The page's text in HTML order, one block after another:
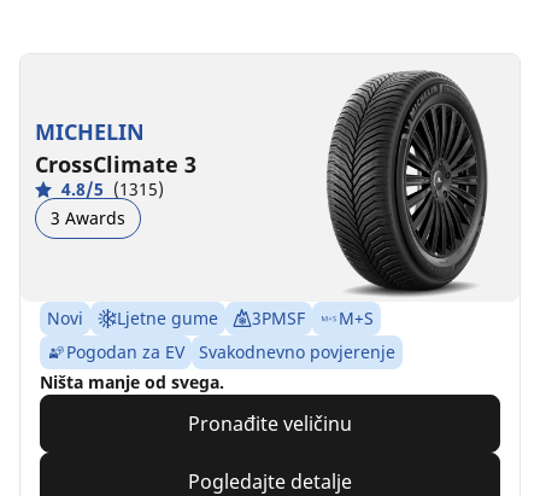
MICHELIN
CrossClimate 3
4.8/5 (1315)
3 Awards
Novi Ljetne gume 3PMSF
M+S
Pogodan za EV
Svakodnevno povjerenje
Ništa manje od svega.
Pronađite veličinu
Pogledajte detalje